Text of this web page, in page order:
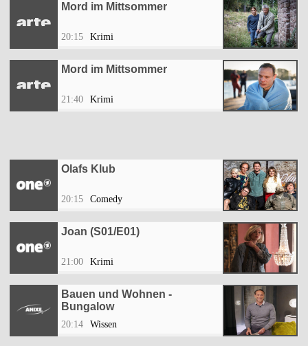
Mord im Mittsommer
20:15 Krimi
Mord im Mittsommer
21:40 Krimi
Olafs Klub
20:15 Comedy
Joan (S01/E01)
21:00 Krimi
Bauen und Wohnen -
Bungalow
20:14 Wissen